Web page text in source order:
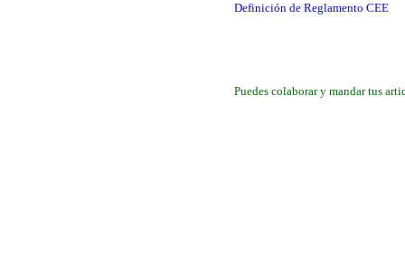
Definición de Reglamento CEE
Puedes colaborar y mandar tus